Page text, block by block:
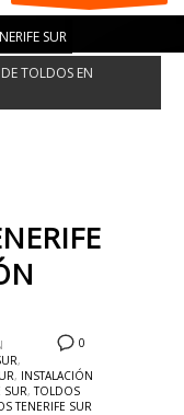
SUR
TOLDOS EN
0
,
, INSTALACIÓN
SUR,TOLDOS
TENERIFE SUR